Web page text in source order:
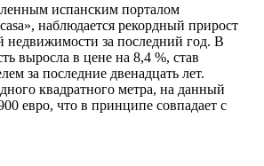
испанским порталом
наблюдается рекордный прирост
недвижимости за последний год. В
выросла в цене на 8,4 %, став
за последние двенадцать лет.
квадратного метра, на данный
евро, что в принципе совпадает с